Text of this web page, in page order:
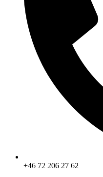
+46 72 206 27 62